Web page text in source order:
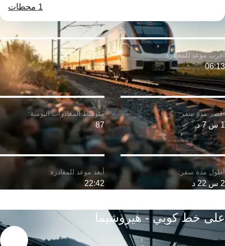
1 محطات
1 س 7 د
06:13
2 س 22 د
$١٠٠
87
22:42
على خط كوبي - هيروشيما